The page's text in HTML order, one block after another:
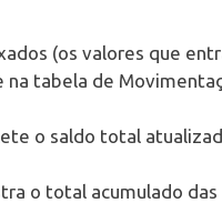
(os valores que
tabela de
o saldo total
o total acumulado